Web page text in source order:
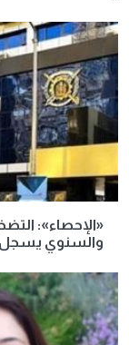
والسنوي يسجل 13%